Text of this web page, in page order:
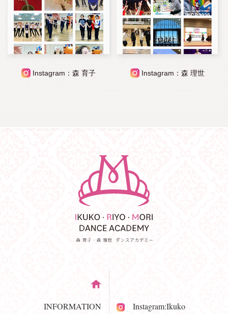
Instagram：森 育子 Instagram：森 理世
INFORMATION Instagram:Ikuko